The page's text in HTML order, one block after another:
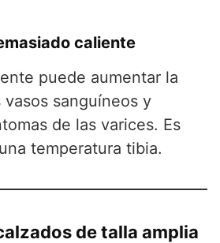
caliente
puede aumentar la
sanguíneos y
de las varices. Es
temperatura tibia.
de talla amplia